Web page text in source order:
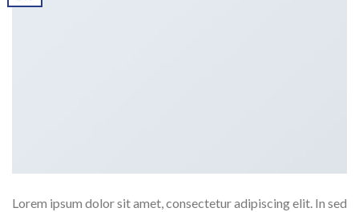
Lorem ipsum dolor sit amet, consectetur adipiscing elit. In sed